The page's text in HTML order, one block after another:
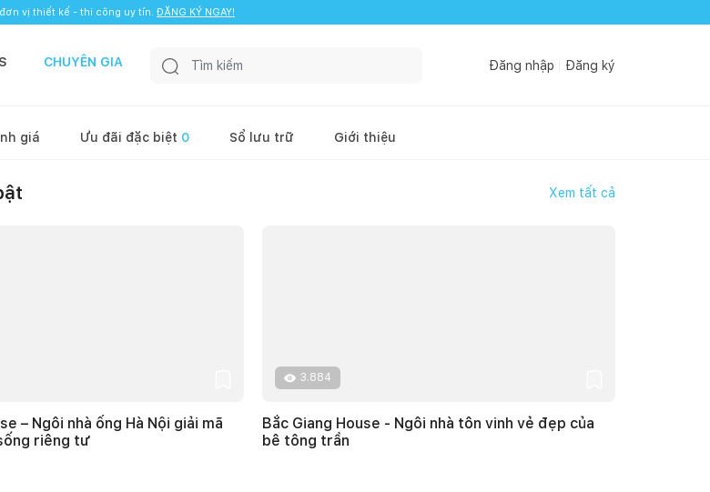
vị thiết kế - thi công uy tín. ĐĂNG KÝ NGAY!
CHUYÊN GIA Đăng nhập Đăng ký
giá Ưu đãi đặc biệt 0 Sổ lưu trữ Giới thiệu
Xem tất cả
– Ngôi nhà ống Hà Nội giải mã
riêng tư
3.884
Bắc Giang House - Ngôi nhà tôn vinh vẻ đẹp của
bê tông trần